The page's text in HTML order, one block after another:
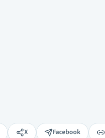
X Facebook